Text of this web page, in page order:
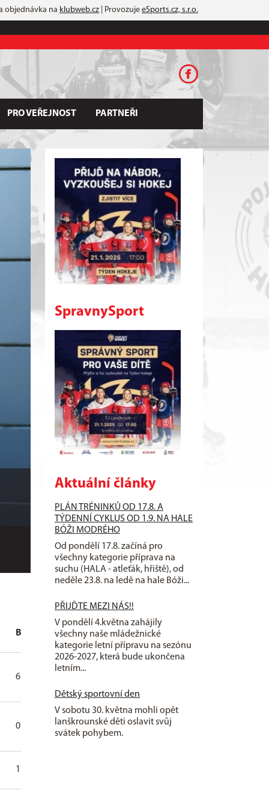
objednávka na klubweb.cz | Provozuje eSports.cz, s.r.o.
PRO VEŘEJNOST PARTNEŘI
B + - +/-
6
0 0 2 -2
1
SpravnySport
Aktuální články
PLÁN TRÉNINKŮ OD 17.8. A
TÝDENNÍ CYKLUS OD 1.9. NA HALE
BÓŽI MODRÉHO
Od pondělí 17.8. začíná pro
všechny kategorie příprava na
suchu (HALA - atleťák, hřiště), od
neděle 23.8. na ledě na hale Bóži...
PŘIJĎTE MEZI NÁS!!
V pondělí 4.května zahájily
všechny naše mládežnické
kategorie letní přípravu na sezónu
2026-2027, která bude ukončena
letním...
Dětský sportovní den
V sobotu 30. května mohli opět
lanškrounské děti oslavit svůj
svátek pohybem.